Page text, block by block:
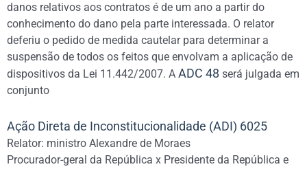
danos relativos aos contratos é de um ano a partir do
conhecimento do dano pela parte interessada. O relator
deferiu o pedido de medida cautelar para determinar a
suspensão de todos os feitos que envolvam a aplicação de
dispositivos da Lei 11.442/2007. A ADC 48 será julgada em
conjunto
Ação Direta de Inconstitucionalidade (ADI) 6025
Relator: ministro Alexandre de Moraes
Procurador-geral da República x Presidente da República e